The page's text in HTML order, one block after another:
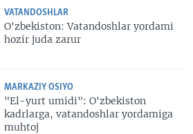
VATANDOSHLAR
O'zbekiston: Vatandoshlar yordami
hozir juda zarur
MARKAZIY OSIYO
"El-yurt umidi": O'zbekiston
kadrlarga, vatandoshlar yordamiga
muhtoj